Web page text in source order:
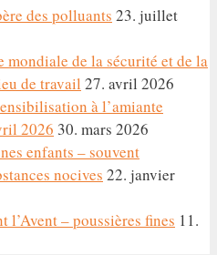
des polluants 23. juillet
mondiale de la sécurité et de la
de travail 27. avril 2026
à l’amiante
2026 30. mars 2026
enfants – souvent
nocives 22. janvier
l’Avent – poussières fines 11.